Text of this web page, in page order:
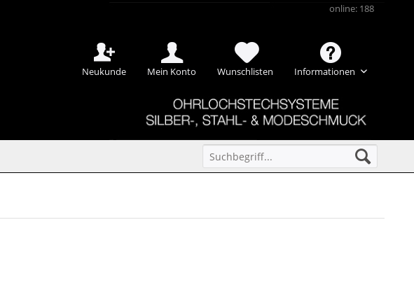
Neukunde Mein Konto Wunschlisten Informationen
online: 188